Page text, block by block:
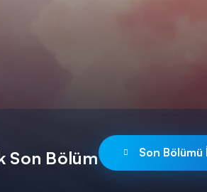
Son Bölüm Son Bölümü